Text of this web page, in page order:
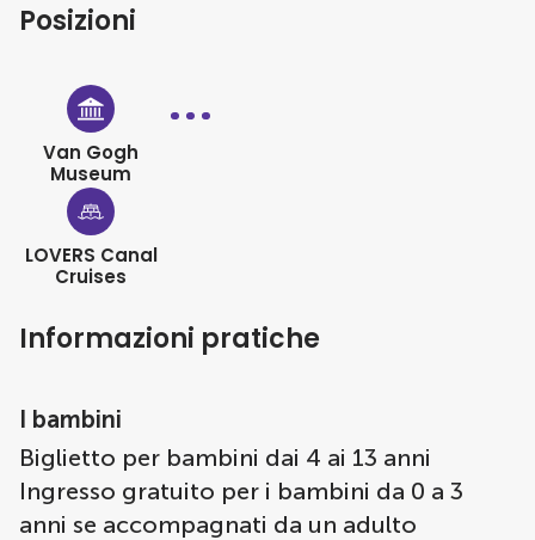
Posizioni
Van Gogh
Museum
LOVERS Canal
Cruises
Informazioni pratiche
I bambini
Biglietto per bambini dai 4 ai 13 anni
Ingresso gratuito per i bambini da 0 a 3
anni se accompagnati da un adulto